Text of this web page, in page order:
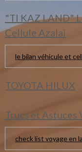
"TI KAZ LAND"
Cellule Azalai
le bilan véhicule et
TOYOTA HILUX
Trucs et Astuces
check list voyage en